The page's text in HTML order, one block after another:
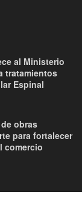
al Ministerio
tratamientos
Espinal
obras
para fortalecer
comercio